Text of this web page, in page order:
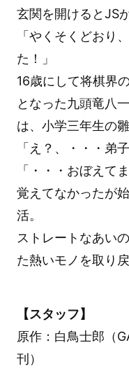
玄関を開けると
「やくそくどおり
た！」
16歳にして将棋界
となった九頭竜八
は、小学三年生の
「え？、・・・弟
「・・・おぼえて
覚えてなかったが
活。
ストレートなあい
た熱いモノを取り
【スタッフ】
原作：白鳥士郎（
刊）